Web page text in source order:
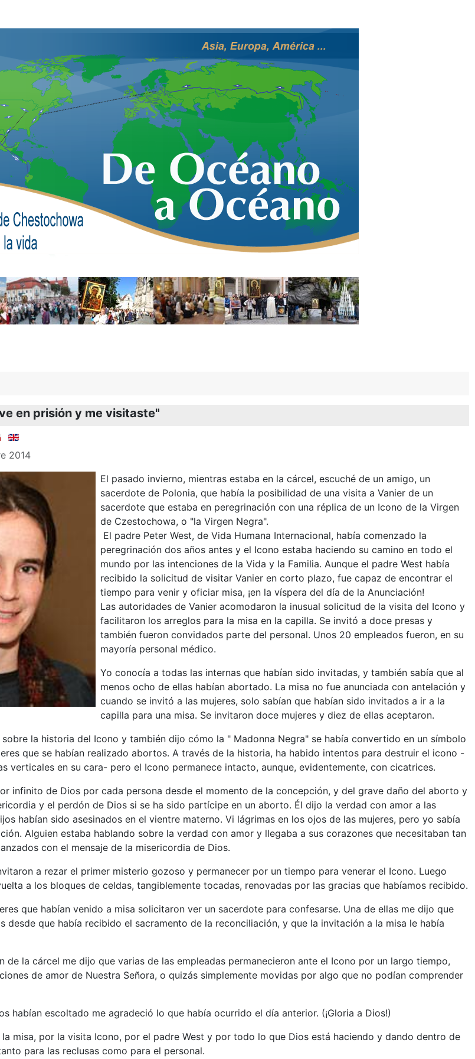
en prisión y me visitaste"
2014
El pasado invierno, mientras estaba en la cárcel, escuché de un amigo, un
sacerdote de Polonia, que había la posibilidad de una visita a Vanier de un
sacerdote que estaba en peregrinación con una réplica de un Icono de la Virgen
de Czestochowa, o "la Virgen Negra".
El padre Peter West, de Vida Humana Internacional, había comenzado la
peregrinación dos años antes y el Icono estaba haciendo su camino en todo el
mundo por las intenciones de la Vida y la Familia. Aunque el padre West había
recibido la solicitud de visitar Vanier en corto plazo, fue capaz de encontrar el
tiempo para venir y oficiar misa, ¡en la víspera del día de la Anunciación!
Las autoridades de Vanier acomodaron la inusual solicitud de la visita del Icono y
facilitaron los arreglos para la misa en la capilla. Se invitó a doce presas y
también fueron convidados parte del personal. Unos 20 empleados fueron, en su
mayoría personal médico.
Yo conocía a todas las internas que habían sido invitadas, y también sabía que al
menos ocho de ellas habían abortado. La misa no fue anunciada con antelación y
cuando se invitó a las mujeres, solo sabían que habían sido invitados a ir a la
capilla para una misa. Se invitaron doce mujeres y diez de ellas aceptaron.
la historia del Icono y también dijo cómo la " Madonna Negra" se había convertido en un símbolo
que se habían realizado abortos. A través de la historia, ha habido intentos para destruir el icono -
verticales en su cara- pero el Icono permanece intacto, aunque, evidentemente, con cicatrices.
infinito de Dios por cada persona desde el momento de la concepción, y del grave daño del aborto y
y el perdón de Dios si se ha sido partícipe en un aborto. Él dijo la verdad con amor a las
habían sido asesinados en el vientre materno. Vi lágrimas en los ojos de las mujeres, pero yo sabía
Alguien estaba hablando sobre la verdad con amor y llegaba a sus corazones que necesitaban tan
con el mensaje de la misericordia de Dios.
a rezar el primer misterio gozoso y permanecer por un tiempo para venerar el Icono. Luego
a los bloques de celdas, tangiblemente tocadas, renovadas por las gracias que habíamos recibido.
que habían venido a misa solicitaron ver un sacerdote para confesarse. Una de ellas me dijo que
desde que había recibido el sacramento de la reconciliación, y que la invitación a la misa le había
de la cárcel me dijo que varias de las empleadas permanecieron ante el Icono por un largo tiempo,
de amor de Nuestra Señora, o quizás simplemente movidas por algo que no podían comprender
habían escoltado me agradeció lo que había ocurrido el día anterior. (¡Gloria a Dios!)
misa, por la visita Icono, por el padre West y por todo lo que Dios está haciendo y dando dentro de
para las reclusas como para el personal.